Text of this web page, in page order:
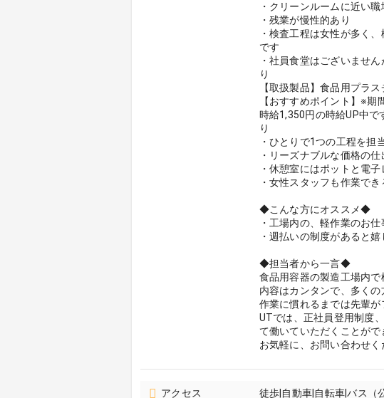
・クリーンルームに近い
・残業が慢性的あり
・検査工程は女性が多く
です
・社員食堂はございませ
り
【取扱製品】食品用プラ
【おすすめポイント】※
時給1,350円の時給UP中
り
・ひとりで1つの工程を
・リーズナブルな価格の
・休憩室にはポットと電
・女性スタッフも作業で
◆こんな方にオススメ◆
・工場内の、軽作業のお
・週払いの制度があると嬉
◆担当者から一言◆
食品用容器の製造工場内
内容はカンタンで、多く
作業に慣れるまでは先輩
UTでは、正社員登用制度
て働いていただくことがで
お気軽に、お問い合わせく
アクセス 徒歩|自動車|自転車|バス（